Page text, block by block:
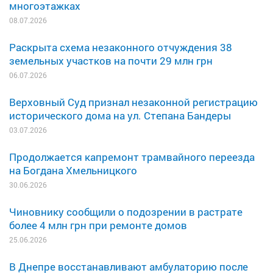
многоэтажках
08.07.2026
Раскрыта схема незаконного отчуждения 38
земельных участков на почти 29 млн грн
06.07.2026
Верховный Суд признал незаконной регистрацию
исторического дома на ул. Степана Бандеры
03.07.2026
Продолжается капремонт трамвайного переезда
на Богдана Хмельницкого
30.06.2026
Чиновнику сообщили о подозрении в растрате
более 4 млн грн при ремонте домов
25.06.2026
В Днепре восстанавливают амбулаторию после